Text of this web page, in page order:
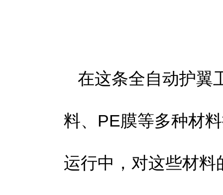
在这条全自动护翼
料、PE膜等多种材
运行中，对这些材